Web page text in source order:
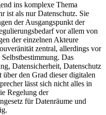
ins komplexe Thema
ist als nur Datenschutz. Sie
der Ausgangspunkt der
vor allem von
der einzelnen Akteure
zentral, allerdings vor
Das
Datensicherheit, Datenschutz
den Grad dieser digitalen
lässt sich nicht alles in
Regelung der
für Datenräume und